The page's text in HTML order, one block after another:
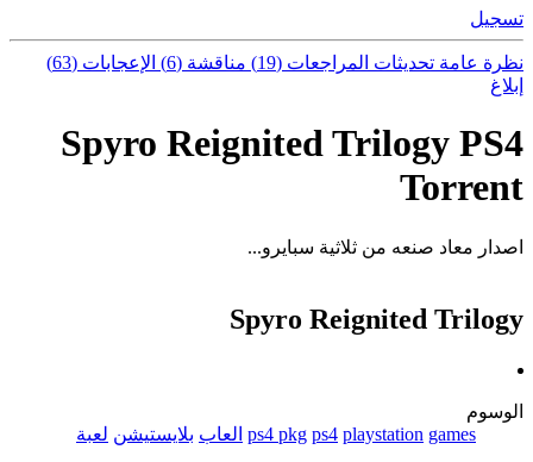
تسجيل
نظرة عامة تحديثات المراجعات (19) مناقشة (6)
الإعجابات (63)
إبلاغ
Spyro Reignited Trilogy PS4
Torrent
اصدار معاد صنعه من ثلاثية سبايرو...
Spyro Reignited Trilogy
الوسوم
games
playstation
ps4
ps4 pkg العاب بلايستيشن لعبة